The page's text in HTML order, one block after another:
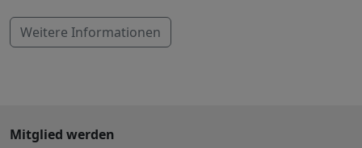
Weitere Informationen
Mitglied werden